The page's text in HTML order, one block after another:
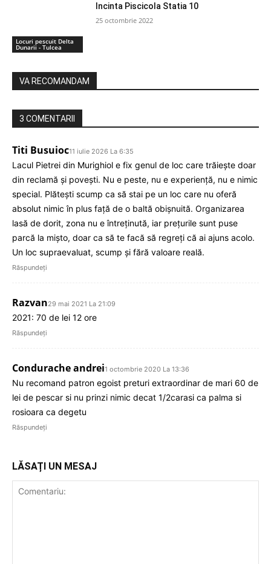
Locuri pescuit Delta
Dunarii - Tulcea
Incinta Piscicola Statia 10
25 octombrie 2022
VA RECOMANDAM
3 COMENTARII
Titi Busuioc11 iulie 2026 La 6:35
Lacul Pietrei din Murighiol e fix genul de loc care trăiește doar
din reclamă și povești. Nu e peste, nu e experiență, nu e nimic
special. Plătești scump ca să stai pe un loc care nu oferă
absolut nimic în plus față de o baltă obișnuită. Organizarea
lasă de dorit, zona nu e întreținută, iar prețurile sunt puse
parcă la mișto, doar ca să te facă să regreți că ai ajuns acolo.
Un loc supraevaluat, scump și fără valoare reală.
Răspundeți
Razvan29 mai 2021 La 21:09
2021: 70 de lei 12 ore
Răspundeți
Condurache andrei1 octombrie 2020 La 13:36
Nu recomand patron egoist preturi extraordinar de mari 60 de
lei de pescar si nu prinzi nimic decat 1/2carasi ca palma si
rosioara ca degetu
Răspundeți
LĂSAȚI UN MESAJ